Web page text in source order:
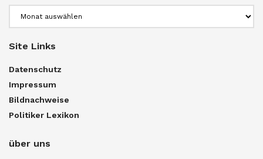
Site Links
Datenschutz
Impressum
Bildnachweise
Politiker Lexikon
über uns